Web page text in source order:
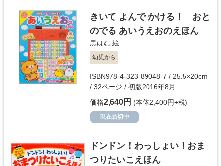
きいて よんで かける！ おと
のでる あいうえおのえほん
黒はむ 絵
幼児から
ISBN978-4-323-89048-7 / 25.5×20cm
/ 32ページ / 初版2016年8月
価格2,640円 (本体2,400円+税)
現在品切中
ドンドン！わっしょい！おま
つりたいこえほん